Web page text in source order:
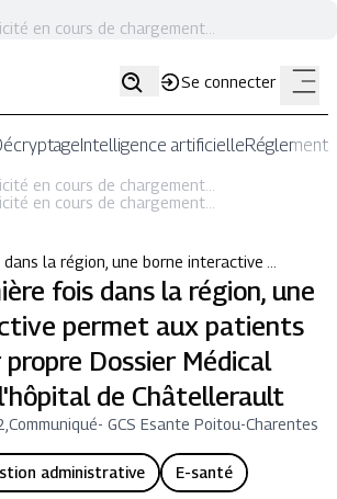
en cours de chargement...
Se connecter
Intelligence artificielle
en cours de chargement...
en cours de chargement...
la région, une borne interactive …
fois dans la région, une
permet aux patients
Dossier Médical
de Châtellerault
Communiqué- GCS Esante Poitou-Charentes
administrative E-santé